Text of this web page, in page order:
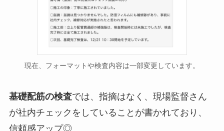
現在、フォーマットや検査内容は一部変更しています。
基礎配筋の検査では、指摘はなく、現場監督さん
が社内チェックをしていることが書かれており、
信頼感アップ◎